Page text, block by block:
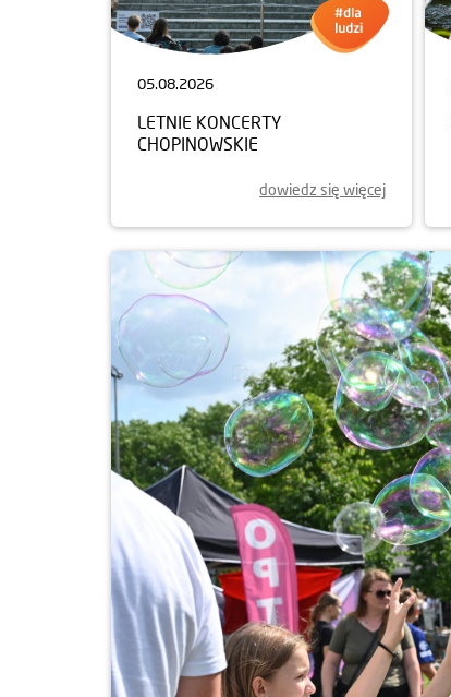
05.08.2026
LETNIE KONCERTY
CHOPINOWSKIE
dowiedz się więcej